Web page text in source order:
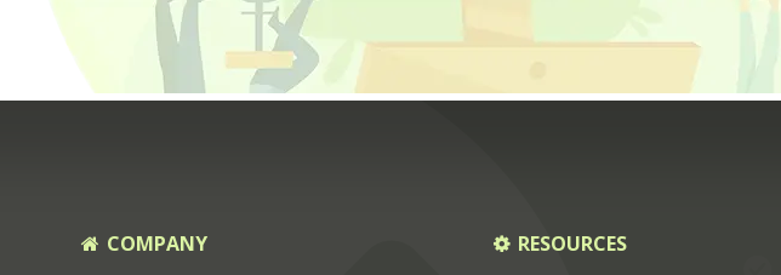
COMPANY RESOURCES